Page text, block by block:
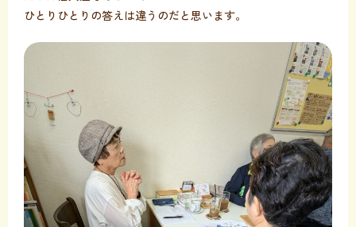
ひとりひとりの答えは違うのだと思います。